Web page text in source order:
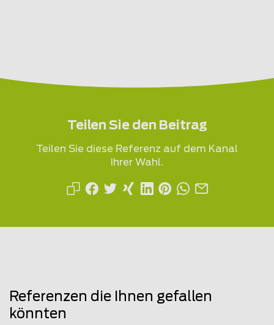
Teilen Sie den Beitrag
Teilen Sie diese Referenz auf dem Kanal
Ihrer Wahl.
Referenzen die Ihnen gefallen
könnten